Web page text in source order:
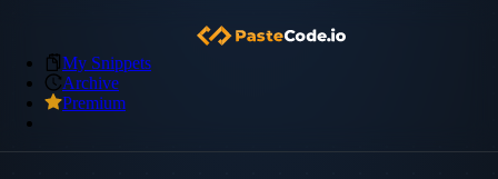
My Snippets
Archive
Premium